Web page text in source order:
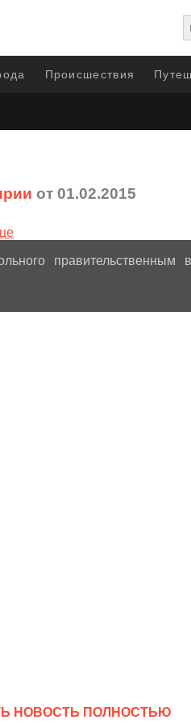
Происшествия
от 01.02.2015
правительственным
НОВОСТЬ ПОЛНОСТЬЮ